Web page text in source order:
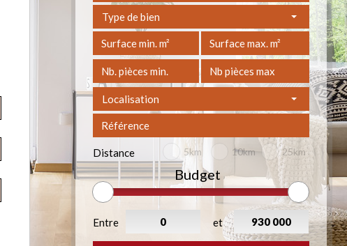
Type de bien
Localisation
Distance 5km 10km 25km
Budget
Entre et